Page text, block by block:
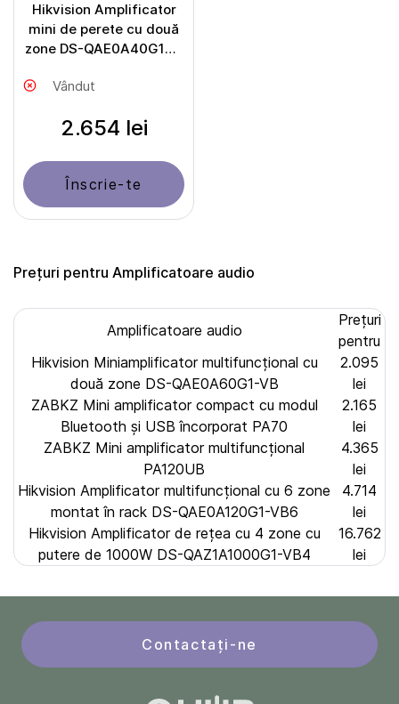
Hikvision Amplificator
mini de perete cu două
zone DS-QAE0A40G1W-
Vândut
2.654 lei
Înscrie-te
Prețuri pentru Amplificatoare audio
Amplificatoare audio
Prețuri
pentru
Hikvision Miniamplificator multifuncțional cu
două zone DS-QAE0A60G1-VB
2.095
lei
ZABKZ Mini amplificator compact cu modul
Bluetooth și USB încorporat PA70
2.165
lei
ZABKZ Mini amplificator multifuncțional
PA120UB
4.365
lei
Hikvision Amplificator multifuncțional cu 6 zone
montat în rack DS-QAE0A120G1-VB6
4.714
lei
Hikvision Amplificator de rețea cu 4 zone cu
putere de 1000W DS-QAZ1A1000G1-VB4
16.762
lei
Contactați-ne